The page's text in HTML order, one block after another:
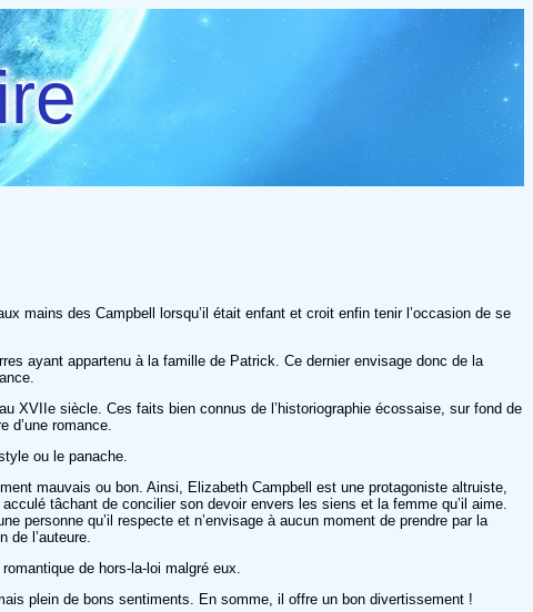
mains des Campbell lorsqu’il était enfant et croit enfin tenir l’occasion de se
ayant appartenu à la famille de Patrick. Ce dernier envisage donc de la
XVIIe siècle. Ces faits bien connus de l’historiographie écossaise, sur fond de
romance.
ou le panache.
mauvais ou bon. Ainsi, Elizabeth Campbell est une protagoniste altruiste,
tâchant de concilier son devoir envers les siens et la femme qu’il aime.
personne qu’il respecte et n’envisage à aucun moment de prendre par la
de l’auteure.
de hors-la-loi malgré eux.
plein de bons sentiments. En somme, il offre un bon divertissement !